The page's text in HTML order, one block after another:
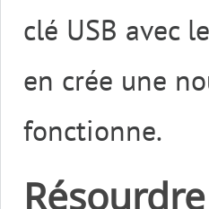
clé USB avec
en crée une
fonctionne.